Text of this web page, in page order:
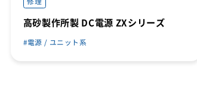
高砂製作所製 DC電源 ZXシリーズ
電源 / ユニット系